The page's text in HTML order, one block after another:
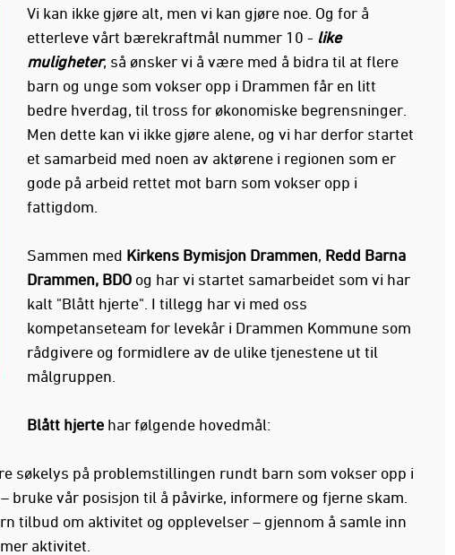
Vi kan ikke gjøre alt, men vi kan gjøre noe. Og for å
etterleve vårt bærekraftmål nummer 10 - like
muligheter, så ønsker vi å være med å bidra til at flere
barn og unge som vokser opp i Drammen får en litt
bedre hverdag, til tross for økonomiske begrensninger.
Men dette kan vi ikke gjøre alene, og vi har derfor startet
et samarbeid med noen av aktørene i regionen som er
gode på arbeid rettet mot barn som vokser opp i
fattigdom.
Sammen med Kirkens Bymisjon Drammen, Redd Barna
Drammen, BDOog har vi startet samarbeidet som vi har
kalt "Blått hjerte". I tillegg har vi med oss
kompetanseteam for levekår i Drammen Kommune som
rådgivere og formidlere av de ulike tjenestene ut til
målgruppen.
Blått hjerte har følgende hovedmål:
søkelys på problemstillingen rundt barn som vokser opp i
bruke vår posisjon til å påvirke, informere og fjerne skam.
tilbud om aktivitet og opplevelser – gjennom å samle inn
aktivitet.